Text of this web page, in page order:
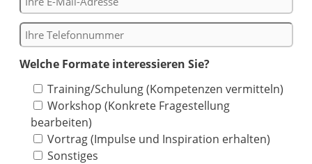
Welche Formate interessieren Sie?
Training/Schulung (Kompetenzen vermitteln)
Workshop (Konkrete Fragestellung
bearbeiten)
Vortrag (Impulse und Inspiration erhalten)
Sonstiges